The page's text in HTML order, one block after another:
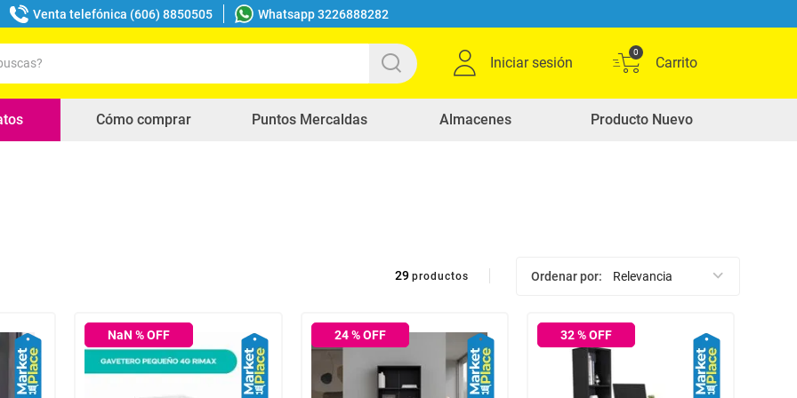
Venta telefónica (606) 8850505 Whatsapp 3226888282
Iniciar sesión
0
Cómo comprar Puntos Mercaldas Almacenes Producto Nuevo
29 productos Ordenar por Relevancia
NaN % OFF 24% OFF 32% OFF
buscados